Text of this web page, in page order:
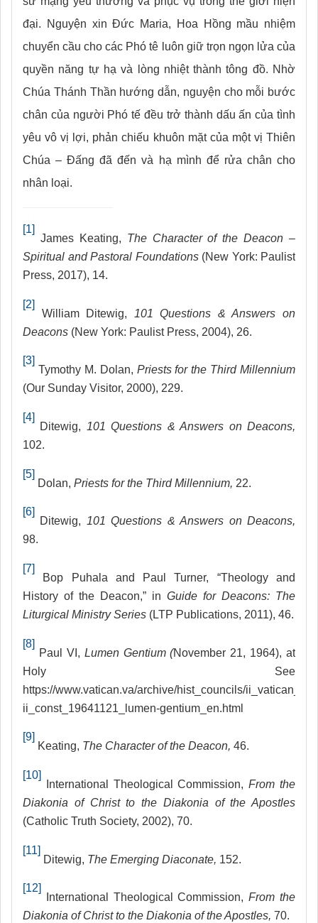
đại.
Nguyện xin Đức Maria, Hoa Hồng mầu nhiệm
chuyển cầu cho các Phó tê luôn giữ trọn ngọn lửa của
quyền năng tự hạ và lòng nhiệt thành tông đồ. Nhờ
Chúa Thánh Thần hướng dẫn, nguyện cho mỗi bước
chân của người Phó tế đều trở thành dấu ấn của tình
yêu vô vị lợi, phản chiếu khuôn mặt của một vị Thiên
Chúa – Đấng đã đến và hạ mình để rửa chân cho
nhân loại.
[1]
James Keating, The Character of the Deacon –
Spiritual and Pastoral Foundations(New York: Paulist
Press, 2017), 14.
[2]
William Ditewig, 101 Questions & Answers on
Deacons (New York: Paulist Press, 2004), 26.
[3]
Tymothy M. Dolan, Priests for the Third Millennium
(Our Sunday Visitor, 2000), 229.
[4]
Ditewig, 101 Questions & Answers on Deacons,
102.
[5]
Dolan, Priests for the Third Millennium, 22.
[6]
Ditewig, 101 Questions & Answers on Deacons,
98.
[7]
Bop Puhala and Paul Turner, “Theology and
History of the Deacon,” in Guide for Deacons: The
Liturgical Ministry Series (LTP Publications, 2011), 46.
[8]
Paul VI, Lumen Gentium (November 21, 1964), at
Holy See
https://www.vatican.va/archive/hist_councils/
ii_const_19641121_lumen-gentium_en.html
[9]
Keating, The Character of the Deacon, 46.
[10]
International Theological Commission,From the
Diakonia of Christ to the Diakonia of the Apostles
(Catholic Truth Society, 2002), 70.
[11]
Ditewig, The Emerging Diaconate, 152.
[12]
International Theological Commission,From the
Diakonia of Christ to the Diakonia of the Apostles, 70.